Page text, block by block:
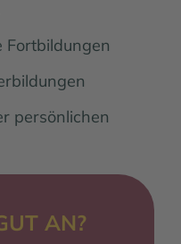
Fortbildungen
persönlichen
AN?